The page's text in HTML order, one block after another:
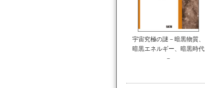
宇宙究極の謎－暗黒物質、
暗黒エネルギー、暗黒時代
－